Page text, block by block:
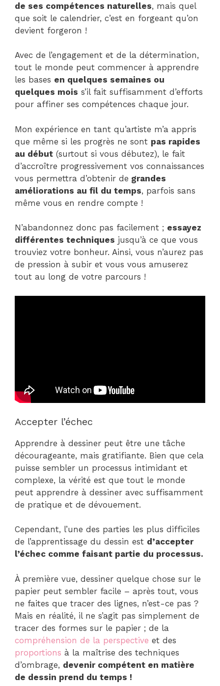
de ses compétences naturelles, mais quel
que soit le calendrier, c’est en forgeant qu’on
devient forgeron !
Avec de l’engagement et de la détermination,
tout le monde peut commencer à apprendre
les bases en quelques semaines ou
quelques mois s’il fait suffisamment d’efforts
pour affiner ses compétences chaque jour.
Mon expérience en tant qu’artiste m’a appris
que même si les progrès ne sont pas rapides
au début (surtout si vous débutez), le fait
d’accroître progressivement vos connaissances
vous permettra d’obtenir de grandes
améliorations au fil du temps, parfois sans
même vous en rendre compte !
N’abandonnez donc pas facilement ; essayez
différentes techniques jusqu’à ce que vous
trouviez votre bonheur. Ainsi, vous n’aurez pas
de pression à subir et vous vous amuserez
tout au long de votre parcours !
Accepter l’échec
Apprendre à dessiner peut être une tâche
décourageante, mais gratifiante. Bien que cela
puisse sembler un processus intimidant et
complexe, la vérité est que tout le monde
peut apprendre à dessiner avec suffisamment
de pratique et de dévouement.
Cependant, l’une des parties les plus difficiles
de l’apprentissage du dessin est d’accepter
l’échec comme faisant partie du processus.
À première vue, dessiner quelque chose sur le
papier peut sembler facile – après tout, vous
ne faites que tracer des lignes, n’est-ce pas ?
Mais en réalité, il ne s’agit pas simplement de
tracer des formes sur le papier ; de la
compréhension de la perspective et des
proportions à la maîtrise des techniques
d’ombrage, devenir compétent en matière
de dessin prend du temps !